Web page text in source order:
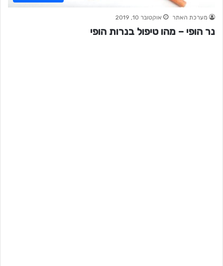
מערכת האתר אוקטובר 10, 2019
נר הופי – מהו טיפול בנרות הופי